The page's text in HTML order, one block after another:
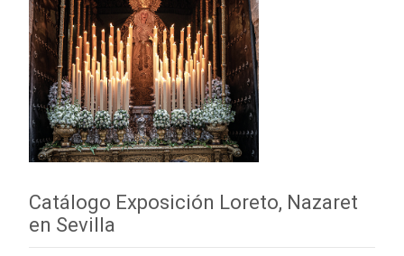
Catálogo Exposición Loreto, Nazaret
en Sevilla